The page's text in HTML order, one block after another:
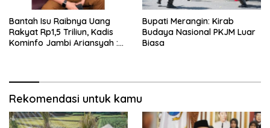
Bantah Isu Raibnya Uang
Rakyat Rp1,5 Triliun, Kadis
Kominfo Jambi Ariansyah :
Bupati Merangin: Kirab
Budaya Nasional PKJM Luar
Biasa
Rekomendasi untuk kamu